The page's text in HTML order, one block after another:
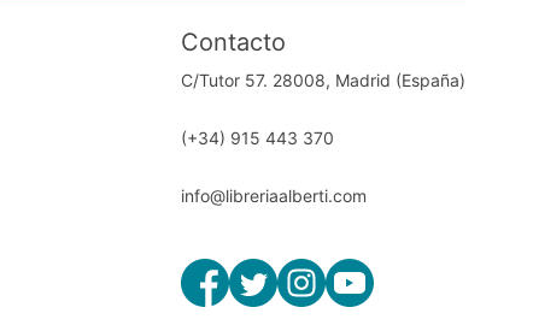
Contacto
C/Tutor 57. 28008, Madrid (España)
(+34) 915 443 370
info@libreriaalberti.com